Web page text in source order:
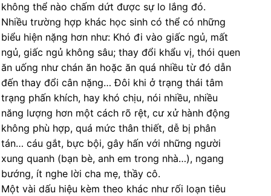
không thể nào chấm dứt được sự lo lắng đó.
Nhiều trường hợp khác học sinh có thể có những
biểu hiện nặng hơn như: Khó đi vào giấc ngủ, mất
ngủ, giấc ngủ không sâu; thay đổi khẩu vị, thói quen
ăn uống như chán ăn hoặc ăn quá nhiều từ đó dẫn
đến thay đổi cân nặng… Đôi khi ở trạng thái tâm
trạng phấn khích, hay khó chịu, nói nhiều, nhiều
năng lượng hơn một cách rõ rệt, cư xử hành động
không phù hợp, quá mức thân thiết, dễ bị phân
tán… cáu gắt, bực bội, gây hấn với những người
xung quanh (bạn bè, anh em trong nhà…), ngang
bướng, ít nghe lời cha mẹ, thầy cô.
Một vài dấu hiệu kèm theo khác như rối loạn tiêu